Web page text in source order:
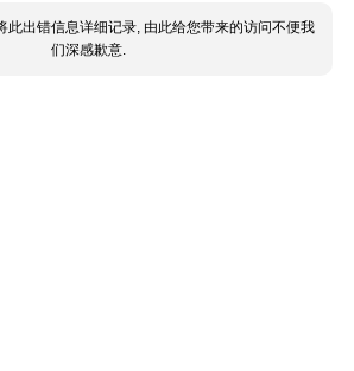
此出错信息详细记录, 由此给您带来的访问不便我
们深感歉意.